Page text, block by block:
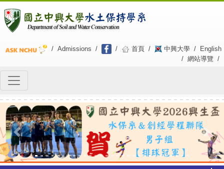
/ Admissions / / 首頁 / 中興大學 /
English
/ 網站導覽 /
Previous Next